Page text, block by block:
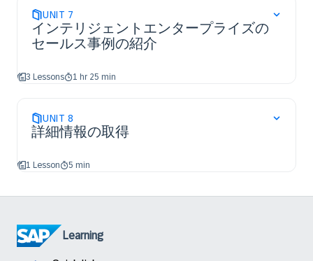
UNIT 7
インテリジェントエンタープライズの
セールス事例の紹介
3 Lessons 1 hr 25 min
UNIT 8
詳細情報の取得
1 Lesson 5 min
Learning